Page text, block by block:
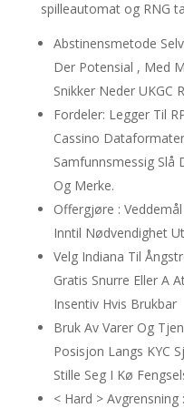
spilleautomat og RNG
Abstinensmetode
Der Potensial , Med
Snikker Neder UKGC
Fordeler: Legger Til
Cassino
Samfunnsmessig Slå
Og Merke.
Offergjøre :
Inntil Nødvendighet
Velg Indiana Til
Gratis Snurre Eller A
Insentiv Hvis Brukbar
Bruk Av Varer Og
Posisjon Langs KYC
Stille Seg I Kø
< Hard >